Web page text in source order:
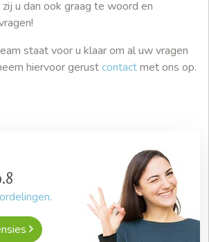
u dan ook graag te woord en
staat voor u klaar om al uw vragen
hiervoor gerustcontactmet ons op.